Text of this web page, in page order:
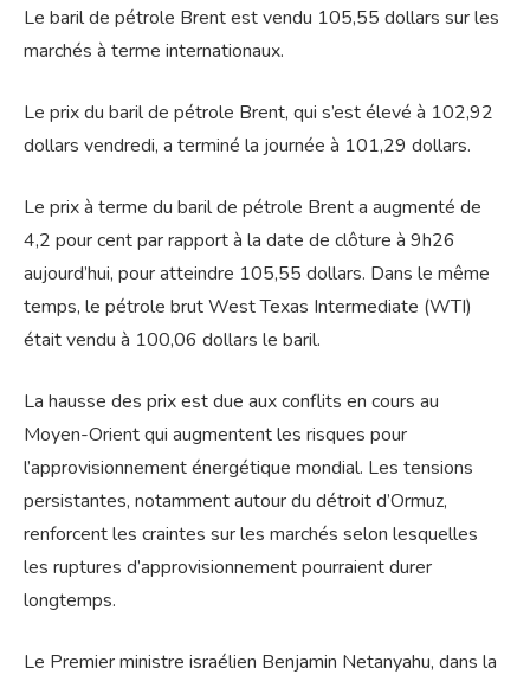
Le baril de pétrole Brent est vendu 105,55 dollars sur les
marchés à terme internationaux.
Le prix du baril de pétrole Brent, qui s’est élevé à 102,92
dollars vendredi, a terminé la journée à 101,29 dollars.
Le prix à terme du baril de pétrole Brent a augmenté de
4,2 pour cent par rapport à la date de clôture à 9h26
aujourd’hui, pour atteindre 105,55 dollars. Dans le même
temps, le pétrole brut West Texas Intermediate (WTI)
était vendu à 100,06 dollars le baril.
La hausse des prix est due aux conflits en cours au
Moyen-Orient qui augmentent les risques pour
l’approvisionnement énergétique mondial. Les tensions
persistantes, notamment autour du détroit d’Ormuz,
renforcent les craintes sur les marchés selon lesquelles
les ruptures d’approvisionnement pourraient durer
longtemps.
Le Premier ministre israélien Benjamin Netanyahu, dans la